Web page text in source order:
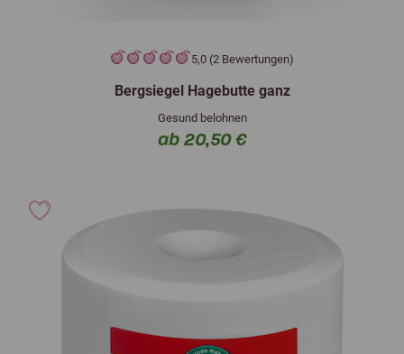
5,0 (2 Bewertungen)
Bergsiegel Hagebutte ganz
Gesund belohnen
ab 20,50 €